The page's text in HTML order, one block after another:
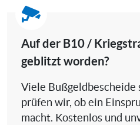
Auf der B10 /
geblitzt worden?
Viele Bußgeldbescheide
prüfen wir, ob ein
macht. Kostenlos und